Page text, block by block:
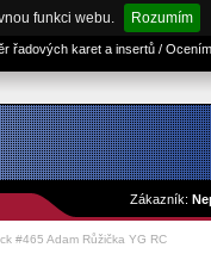
funkci webu. Rozumím
řadových karet a insertů /
Zákazník:
#465 Adam Růžička YG RC